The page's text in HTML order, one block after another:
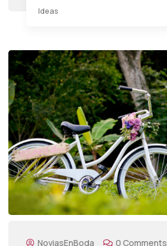
Ideas
NoviasEnBoda 0 Comments